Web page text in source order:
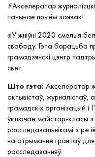
⚡️Акселератар
пачынае прыём заявак!
✊У жніўні 2020 смелыя
свабоду. Гэта барацьба
грамадзянскі цэнтр
свет.
Што гэта: Акселератар
актывістаў, журналістаў,
грамадскіх арганізацый
ўключае майстар-класы з
расследавальнікамі з
на атрыманне грантаў для
расследаванняў.